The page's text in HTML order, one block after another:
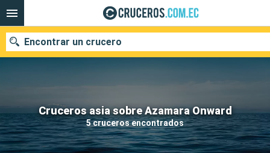
Cruceros asia sobre Azamara Onward
5 cruceros encontrados
Encontrar un crucero
Nuestros destinos
Fecha de salida